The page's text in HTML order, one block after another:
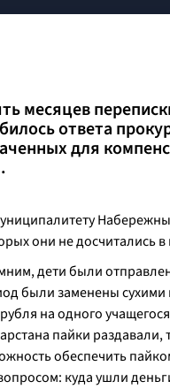
месяцев
ответа
для
они не досчитались
дети были
были заменены
на одного
пайки
обеспечить
куда ушли